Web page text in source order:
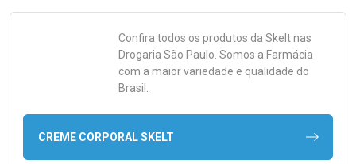
Confira todos os produtos da Skeltnas
Drogaria São Paulo. Somos a Farmácia
com a maior variedade e qualidade do
Brasil.
CREME CORPORAL SKELT